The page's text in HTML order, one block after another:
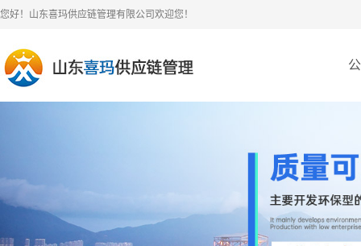
您好！山东喜玛供应链管理有限公司欢迎您！